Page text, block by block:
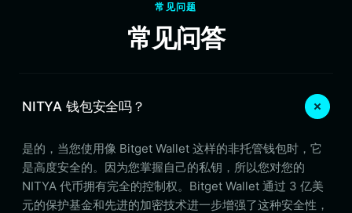
常见问题
常见问答
NITYA 钱包安全吗？
是的，当您使用像 Bitget Wallet 这样的非托管钱包时，它
是高度安全的。因为您掌握自己的私钥，所以您对您的
NITYA 代币拥有完全的控制权。Bitget Wallet 通过 3 亿美
元的保护基金和先进的加密技术进一步增强了这种安全性，